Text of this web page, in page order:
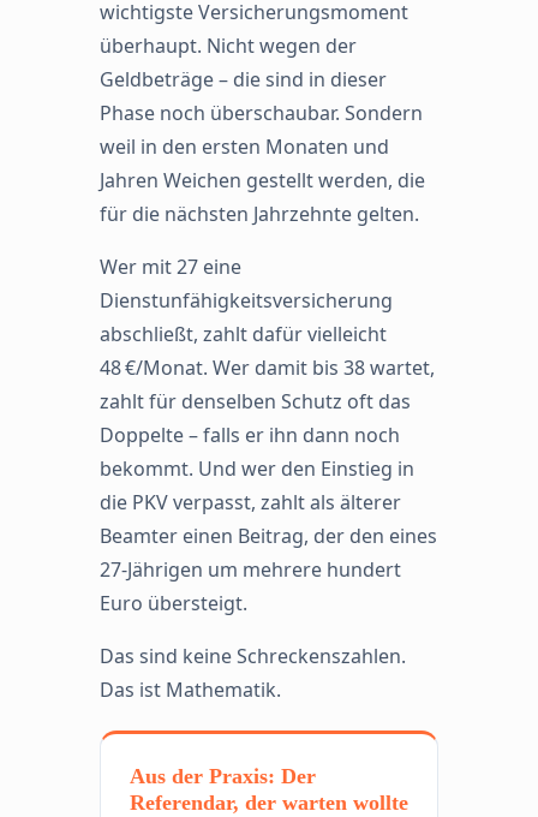
wichtigste Versicherungsmoment
überhaupt. Nicht wegen der
Geldbeträge – die sind in dieser
Phase noch überschaubar. Sondern
weil in den ersten Monaten und
Jahren Weichen gestellt werden, die
für die nächsten Jahrzehnte gelten.
Wer mit 27 eine
Dienstunfähigkeitsversicherung
abschließt, zahlt dafür vielleicht
48 €/Monat. Wer damit bis 38 wartet,
zahlt für denselben Schutz oft das
Doppelte – falls er ihn dann noch
bekommt. Und wer den Einstieg in
die PKV verpasst, zahlt als älterer
Beamter einen Beitrag, der den eines
27-Jährigen um mehrere hundert
Euro übersteigt.
Das sind keine Schreckenszahlen.
Das ist Mathematik.
Aus der Praxis: Der
Referendar, der warten wollte